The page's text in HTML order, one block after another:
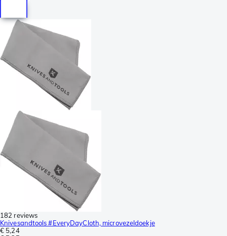
182 reviews
Knivesandtools #EveryDayCloth, microvezeldoekje
€ 5,24